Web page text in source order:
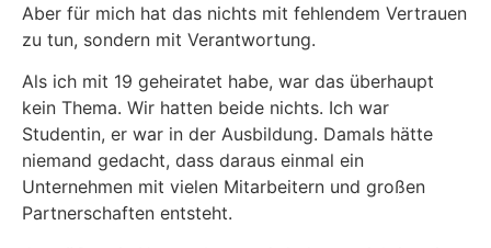
Aber für mich hat das nichts mit fehlendem Vertrauen
zu tun, sondern mit Verantwortung.
Als ich mit 19 geheiratet habe, war das überhaupt
kein Thema. Wir hatten beide nichts. Ich war
Studentin, er war in der Ausbildung. Damals hätte
niemand gedacht, dass daraus einmal ein
Unternehmen mit vielen Mitarbeitern und großen
Partnerschaften entsteht.